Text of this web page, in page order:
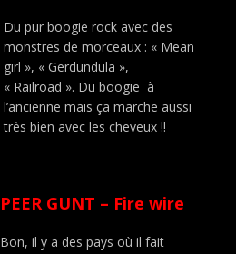
Du pur boogie rock avec des
monstres de morceaux : « Mean
girl », « Gerdundula »,
« Railroad ». Du boogie à
l’ancienne mais ça marche aussi
très bien avec les cheveux !!
PEER GUNT – Fire wire
Bon, il y a des pays où il fait